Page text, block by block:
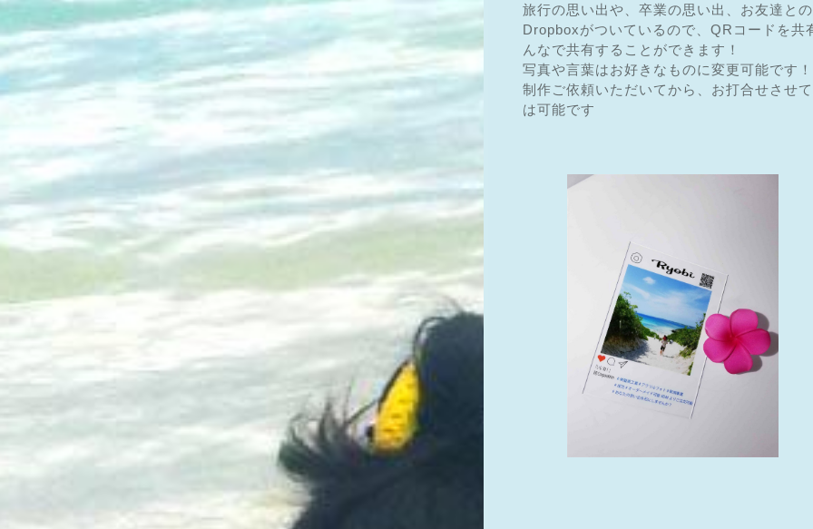
旅行の思い出や、卒業の思い出、お友達と
Dropboxがついているので、QRコードを共
んなで共有することができます！
写真や言葉はお好きなものに変更可能です！
制作ご依頼いただいてから、お打合せさせ
は可能です
Yahoo!SHOP Instagram LINE ポイントアプリ
オンラインショ